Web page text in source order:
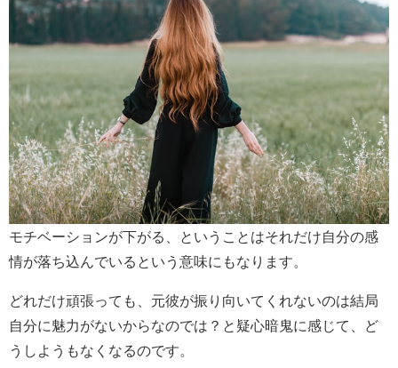
モチベーションが下がる、ということはそれだけ自分の感
情が落ち込んでいるという意味にもなります。
どれだけ頑張っても、元彼が振り向いてくれないのは結局
自分に魅力がないからなのでは？と疑心暗鬼に感じて、ど
うしようもなくなるのです。